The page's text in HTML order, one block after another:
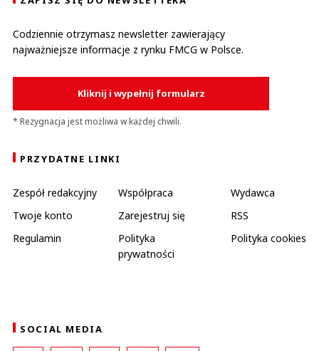
Codziennie otrzymasz newsletter zawierający
najważniejsze informacje z rynku FMCG w Polsce.
Kliknij i wypełnij formularz
* Rezygnacja jest możliwa w każdej chwili.
PRZYDATNE LINKI
Zespół redakcyjny Współpraca
Wydawca
Twoje konto
Zarejestruj się
RSS
Regulamin
Polityka
prywatności
Polityka cookies
SOCIAL MEDIA